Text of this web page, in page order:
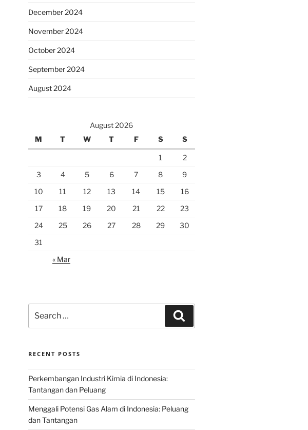
December 2024
November 2024
October 2024
September 2024
August 2024
August 2026
M
T W T F S S
1
2
3
4 5 6 7 8
9
10
11 12 13 14 15
16
17
18 19 20 21 22
23
24
25 26 27 28 29
30
31
« Mar
for:
RECENT POSTS
Perkembangan Industri Kimia di Indonesia:
Tantangan dan Peluang
Menggali Potensi Gas Alam di Indonesia: Peluang
dan Tantangan